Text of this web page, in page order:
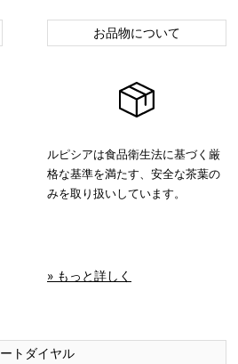
お品物について
ルピシアは食品衛生法に基づく厳
格な基準を満たす、安全な茶葉の
みを取り扱いしています。
» もっと詳しく
トダイヤル